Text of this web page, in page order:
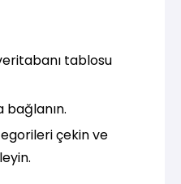
tablosu
bağlanın.
çekin ve